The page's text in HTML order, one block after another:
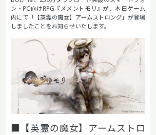
ン・PC向けRPG『メメントモリ』が、本日ゲーム
内にて「【英霊の魔女】アームストロング」が登場
しましたことをお知らせいたします。
■【英霊の魔女】アームストロ